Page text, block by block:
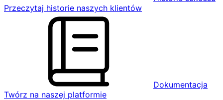
Przeczytaj historie naszych klientów
Dokumentacja
Twórz na naszej platformie